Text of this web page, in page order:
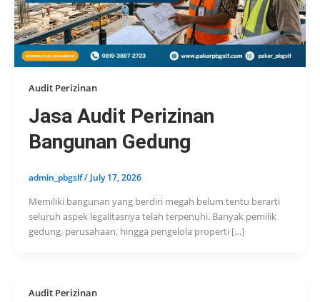
Audit Perizinan
Jasa Audit Perizinan
Bangunan Gedung
admin_pbgslf/ July 17, 2026
Memiliki bangunan yang berdiri megah belum tentu berarti
seluruh aspek legalitasnya telah terpenuhi. Banyak pemilik
gedung, perusahaan, hingga pengelola properti […]
Audit Perizinan